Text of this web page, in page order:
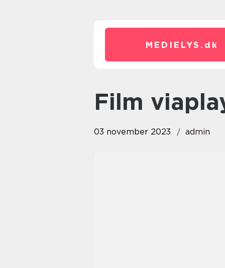
MEDIELYS. dk
film
03 november 2023 admin